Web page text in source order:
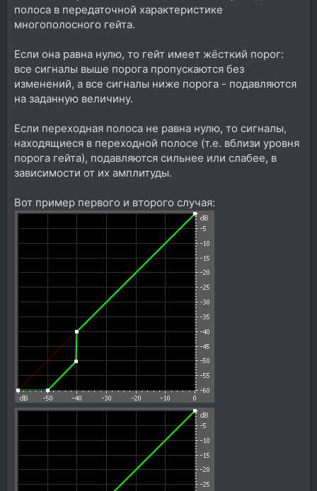
полоса в передаточной характеристике
многополосного гейта.
Если она равна нулю, то гейт имеет жёсткий порог:
все сигналы выше порога пропускаются без
изменений, а все сигналы ниже порога - подавляются
на заданную величину.
Если переходная полоса не равна нулю, то сигналы,
находящиеся в переходной полосе (т.е. вблизи уровня
порога гейта), подавляются сильнее или слабее, в
зависимости от их амплитуды.
Вот пример первого и второго случая: